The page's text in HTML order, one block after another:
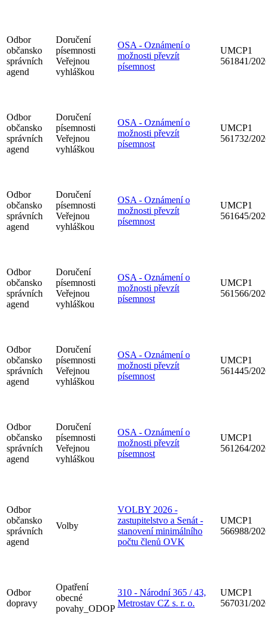
Odbor
občansko
správních
agend
Doručení
písemnosti
Veřejnou
vyhláškou
OSA - Oznámení o
možnosti převzít
písemnost
UMCP1
561841/
Odbor
občansko
správních
agend
Doručení
písemnosti
Veřejnou
vyhláškou
OSA - Oznámení o
možnosti převzít
písemnost
UMCP1
561732/
Odbor
občansko
správních
agend
Doručení
písemnosti
Veřejnou
vyhláškou
OSA - Oznámení o
možnosti převzít
písemnost
UMCP1
561645/
Odbor
občansko
správních
agend
Doručení
písemnosti
Veřejnou
vyhláškou
OSA - Oznámení o
možnosti převzít
písemnost
UMCP1
561566/
Odbor
občansko
správních
agend
Doručení
písemnosti
Veřejnou
vyhláškou
OSA - Oznámení o
možnosti převzít
písemnost
UMCP1
561445/
Odbor
občansko
správních
agend
Doručení
písemnosti
Veřejnou
vyhláškou
OSA - Oznámení o
možnosti převzít
písemnost
UMCP1
561264/
Odbor
občansko
správních
agend
Volby
VOLBY 2026 -
zastupitelstvo a Senát -
stanovení minimálního
počtu členů OVK
UMCP1
566988/
Odbor
dopravy
Opatření
obecné
povahy_ODOP
310 - Národní 365 / 43,
Metrostav CZ s. r. o.
UMCP1
567031/